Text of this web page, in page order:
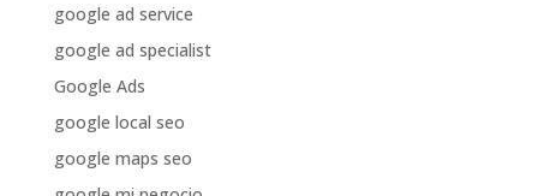
google ad service
google ad specialist
Google Ads
google local seo
google maps seo